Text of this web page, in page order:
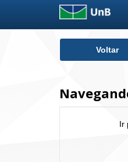
Voltar
Ir